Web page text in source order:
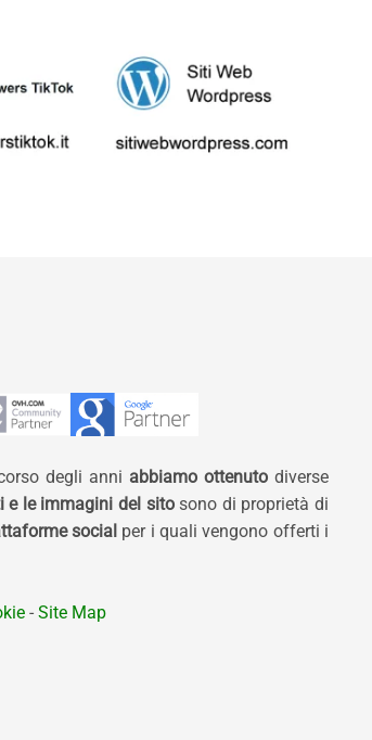
degli anni abbiamo ottenuto diverse
e le immagini del sitosono di proprietà di
social per i quali vengono offerti i
- Site Map